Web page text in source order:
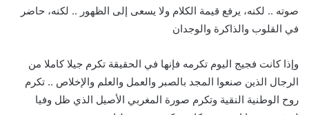
صوته .. لكنه، يرفع قيمة الكلام ولا يسعى إلى الظهور .. لكنه، حاضر
في القلوب والذاكرة والوجدان
وإذا كانت فجيج اليوم تكرمه فإنها في الحقيقة تكرم جيلا كاملا من
الرجال الذين صنعوا المجد بالصبر والعمل والعلم والإخلاص .. تكرم
روح الوطنية النقية وتكرم صورة المغربي الأصيل الذي ظل وفيا